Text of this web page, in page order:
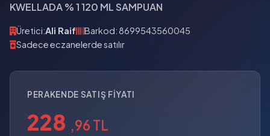
KWELLADA % 1 120 ML SAMPUAN
Üretici:Ali Raif
Barkod: 8699543560045
Sadece eczanelerde satılır
PERAKENDE SATIŞ FIYATI
228 ,96 TL